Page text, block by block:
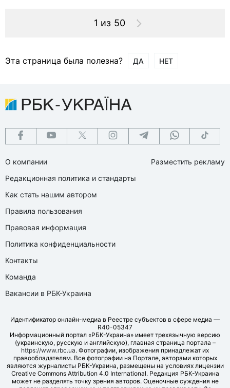
1 из 50
Эта страница была полезна? ДА НЕТ
О компании
Редакционная политика и стандарты
Как стать нашим автором
Правила пользования
Правовая информация
Политика конфиденциальности
Контакты
Команда
Вакансии в РБК-Украина
Разместить рекламу
Идентификатор онлайн-медиа в Реестре субъектов в сфере медиа —
R40-05347
Информационный портал «РБК-Украина» имеет трехязычную версию
(украинскую, русскую и английскую), главная страница портала –
https://www.rbc.ua. Фотографии, изображения принадлежат их
правообладателям. Все фотографии на Портале, авторами которых
являются журналисты РБК-Украина, размещены на условиях лицензии
Creative Commons Attribution 4.0 International. Редакция РБК-Украина
может не разделять точку зрения авторов. Оценочные суждения не